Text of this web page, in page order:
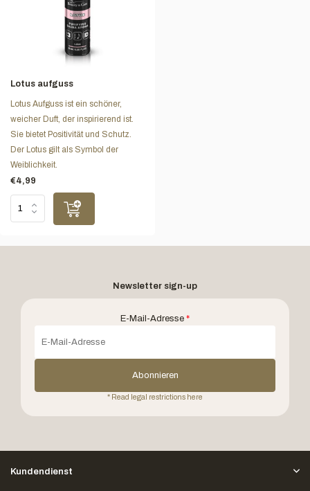
Lotus aufguss
Lotus Aufguss ist ein schöner,
weicher Duft, der inspirierend ist.
Sie bietet Positivität und Schutz.
Der Lotus gilt als Symbol der
Weiblichkeit.
€4,99
Newsletter sign-up
E-Mail-Adresse *
Abonnieren
* Read legal restrictions here
Kundendienst